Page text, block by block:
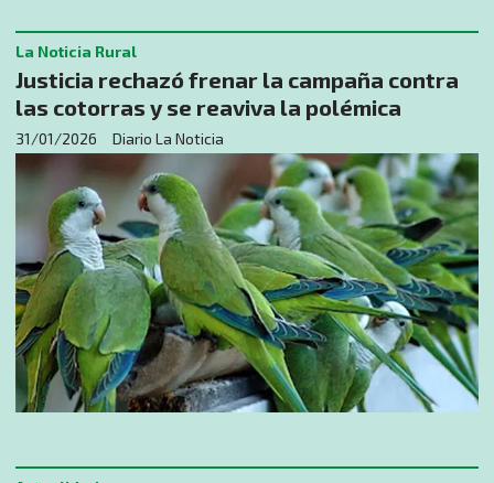
Justicia rechazó frenar la campaña contra
las cotorras y se reaviva la polémica
Diario La Noticia
La Noticia Rural
31/01/2026